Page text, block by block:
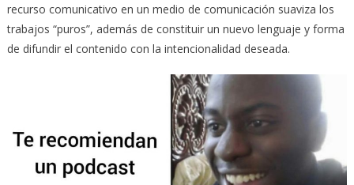
recurso comunicativo en un medio de comunicación suaviza los
trabajos “puros”, además de constituir un nuevo lenguaje y forma
de difundir el contenido con la intencionalidad deseada.